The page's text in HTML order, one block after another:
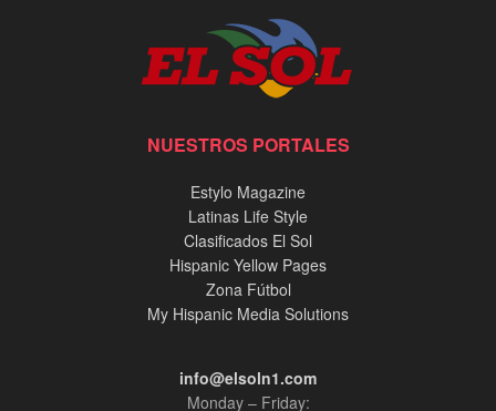
NUESTROS PORTALES
Estylo Magazine
Latinas Life Style
Clasificados El Sol
Hispanic Yellow Pages
Zona Fútbol
My Hispanic Media Solutions
info@elsoln1.com
Monday – Friday: